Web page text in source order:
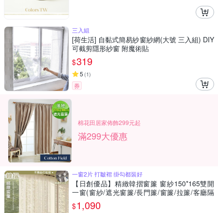
三入組
[荷生活] 自黏式簡易紗窗紗網(大號 三入組) DIY
可截剪隱形紗窗 附魔術貼
$319
5 (1)
券
棉花田居家佈飾299元起
滿299大優惠
一窗2片 打皺褶 掛勾都裝好
【日創優品】精緻韓摺窗簾 窗紗150*165雙開
一窗(窗紗/遮光窗簾/長門簾/窗簾/拉簾/客廳隔
簾)
$1,090